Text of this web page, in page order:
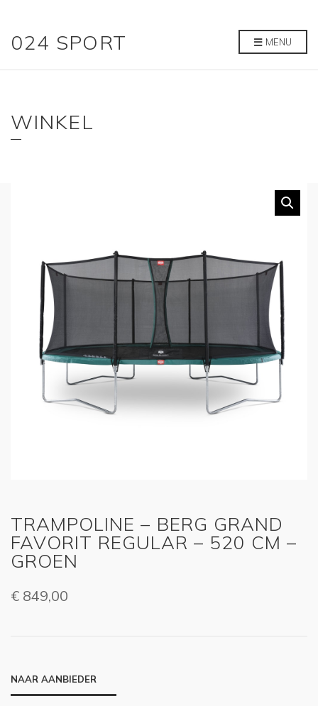
024 SPORT MENU
WINKEL
TRAMPOLINE – BERG GRAND
FAVORIT REGULAR – 520 CM –
GROEN
€ 849,00
NAAR AANBIEDER